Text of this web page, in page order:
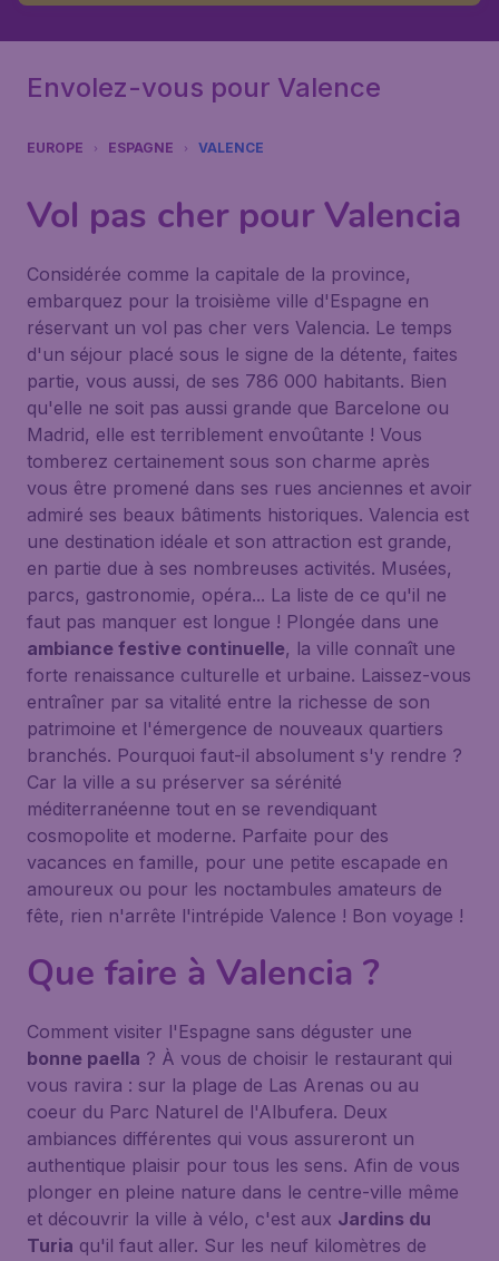
Envolez-vous pour Valence
EUROPE ESPAGNE VALENCE
Vol pas cher pour Valencia
Considérée comme la capitale de la province,
embarquez pour la troisième ville d'Espagne en
réservant un vol pas cher vers Valencia. Le temps
d'un séjour placé sous le signe de la détente, faites
partie, vous aussi, de ses 786 000 habitants. Bien
qu'elle ne soit pas aussi grande que Barcelone ou
Madrid, elle est terriblement envoûtante ! Vous
tomberez certainement sous son charme après
vous être promené dans ses rues anciennes et avoir
admiré ses beaux bâtiments historiques. Valencia est
une destination idéale et son attraction est grande,
en partie due à ses nombreuses activités. Musées,
parcs, gastronomie, opéra... La liste de ce qu'il ne
faut pas manquer est longue ! Plongée dans une
ambiance festive continuelle, la ville connaît une
forte renaissance culturelle et urbaine. Laissez-vous
entraîner par sa vitalité entre la richesse de son
patrimoine et l'émergence de nouveaux quartiers
branchés. Pourquoi faut-il absolument s'y rendre ?
Car la ville a su préserver sa sérénité
méditerranéenne tout en se revendiquant
cosmopolite et moderne. Parfaite pour des
vacances en famille, pour une petite escapade en
amoureux ou pour les noctambules amateurs de
fête, rien n'arrête l'intrépide Valence ! Bon voyage !
Que faire à Valencia ?
Comment visiter l'Espagne sans déguster une
bonne paella ? À vous de choisir le restaurant qui
vous ravira : sur la plage de Las Arenas ou au
coeur du Parc Naturel de l'Albufera. Deux
ambiances différentes qui vous assureront un
authentique plaisir pour tous les sens. Afin de vous
plonger en pleine nature dans le centre-ville même
et découvrir la ville à vélo, c'est aux Jardins du
Turia qu'il faut aller. Sur les neuf kilomètres de